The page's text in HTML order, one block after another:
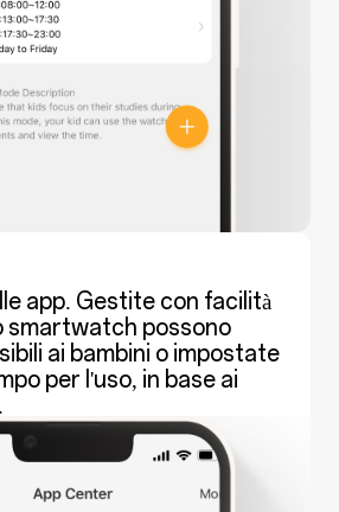
app. Gestite con facilità
smartwatch possono
ai bambini o impostate
per l'uso, in base ai